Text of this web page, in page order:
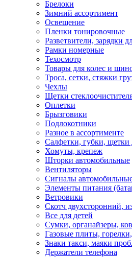
Брелоки
Зимний ассортимент
Освещение
Пленки тонировочные
Разветвители, зарядки
Рамки номерные
Техосмотр
Товары для колес и
Троса, сетки, стяжки
Чехлы
Щетки
Оплетки
Брызговики
Подлокотники
Разное в ассортименте
Салфетки, губки, щетки
Хомуты, крепеж
Шторки автомобильные
Вентиляторы
Сигналы
Элементы питания
Ветровики
Скотч двухсторонний,
Все для детей
Сумки, органайзеры,
Газовые плиты,
Знаки такси, маяки
Держатели телефона